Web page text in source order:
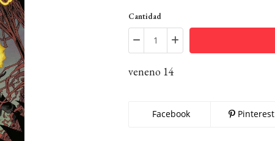
Cantidad
veneno 14
Facebook Pinterest